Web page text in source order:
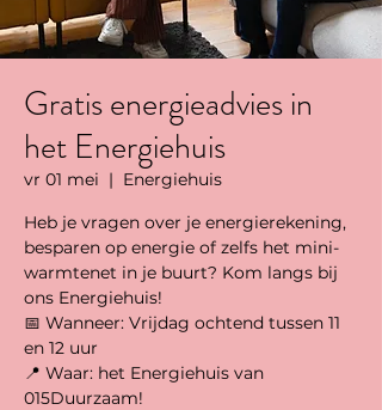
Gratis energieadvies in
het Energiehuis
vr 01 mei
  |
Energiehuis
Heb je vragen over je energierekening,
besparen op energie of zelfs het mini-
warmtenet in je buurt? Kom langs bij
ons Energiehuis!
📅 Wanneer: Vrijdag ochtend tussen 11
en 12 uur
📍 Waar: het Energiehuis van
015Duurzaam!